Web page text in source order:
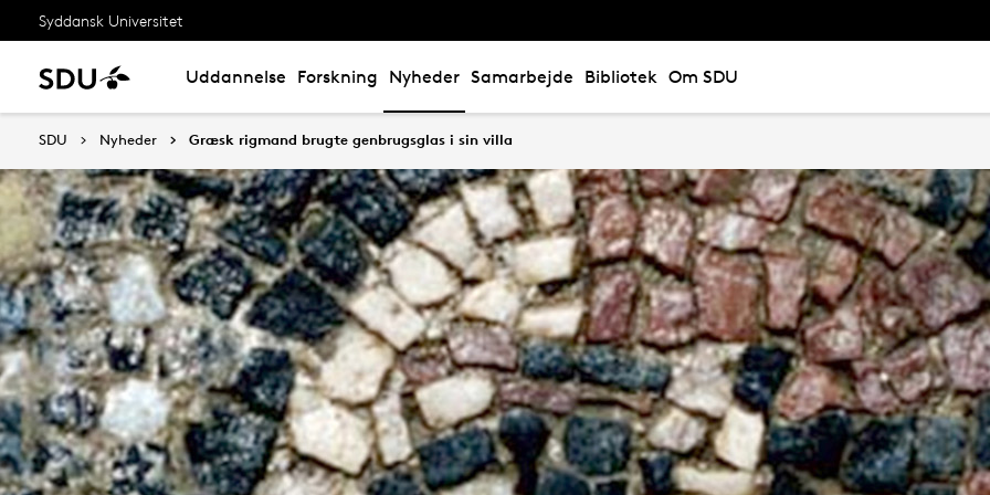
Syddansk Universitet
Uddannelse Forskning Nyheder Samarbejde Bibliotek Om SDU
SDU Nyheder Græsk rigmand brugte genbrugsglas i sin villa